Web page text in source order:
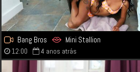
Bang Bros Mini Stallion
12:00 4 anos atrás